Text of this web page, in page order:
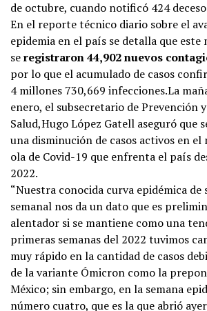
de octubre, cuando notificó 424
En el reporte técnico diario sobre el
epidemia en el país se detalla que este
seregistraron 44,902 nuevos
por lo que el acumulado de casos
4 millones 730,669 infecciones.La
enero, el subsecretario de Prevención
Salud,Hugo López Gatell aseguró que
una disminución de casos activos en
ola de Covid-19 que enfrenta el país
2022.
“Nuestra conocida curva epidémica de
semanal nos da un dato que es
alentador si se mantiene como una
primeras semanas del 2022 tuvimos
muy rápido en la cantidad de casos
de la variante Ómicron como la
México; sin embargo, en la semana
número cuatro, que es la que abrió